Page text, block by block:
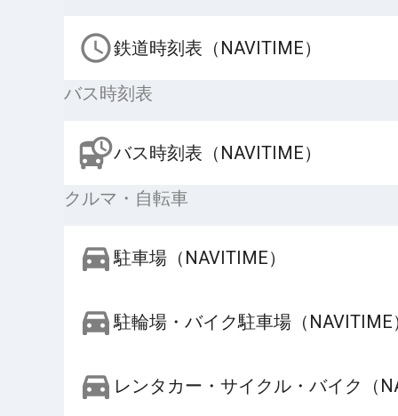
鉄道時刻表（NAVITIME）
バス時刻表
バス時刻表（NAVITIME）
クルマ・自転車
駐車場（NAVITIME）
駐輪場・バイク駐車場（NAVITIME
レンタカー・サイクル・バイク（